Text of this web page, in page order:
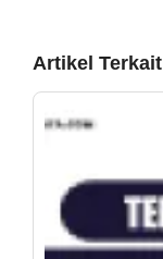
Artikel Terkait